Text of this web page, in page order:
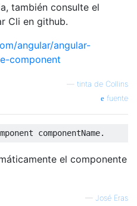
también consulte el
Cli en github.
angular/angular-
component
tinta de Collins
fuente
el componente
— José Eras